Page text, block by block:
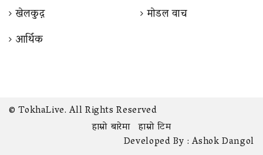
खेलकुद़़
आर्थिक
माेडल वाच
© TokhaLive. All Rights Reserved
हाम्रो बारेमा हाम्रो टिम
Developed By :Ashok Dangol